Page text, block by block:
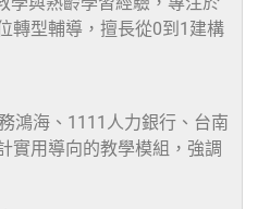
轉型輔導，擅長從0到1建構
鴻海、1111人力銀行、台南
實用導向的教學模組，強調